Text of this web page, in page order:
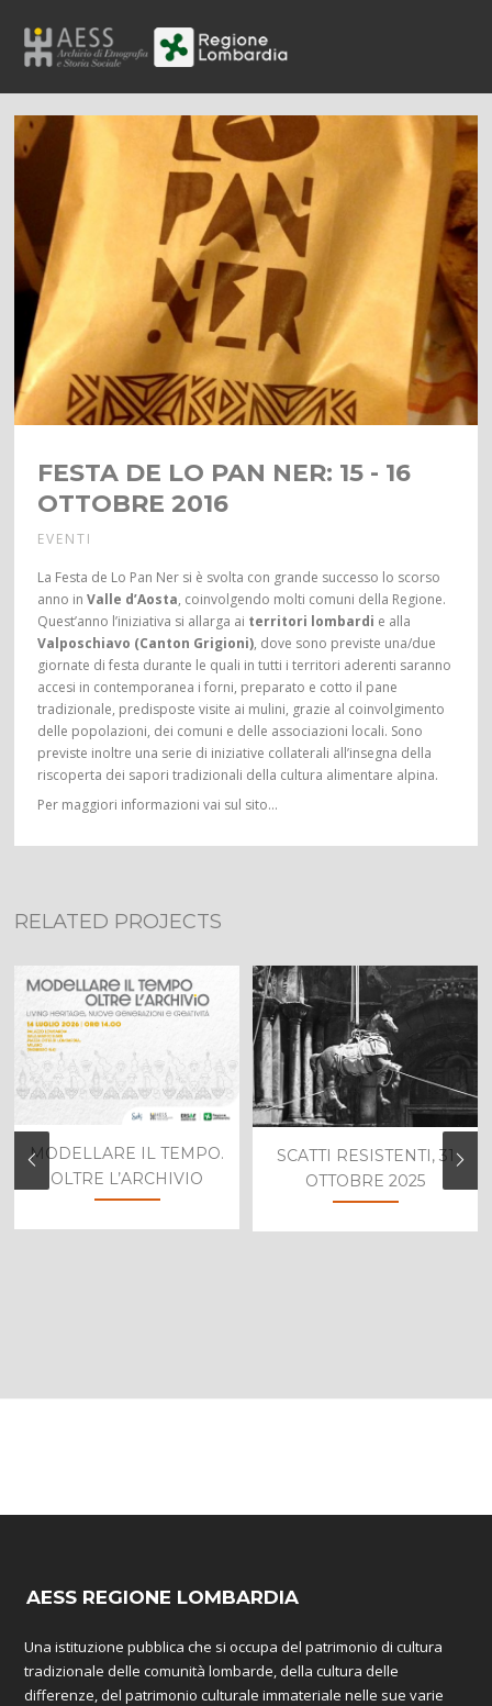
FESTA DE LO PAN NER: 15 - 16
OTTOBRE 2016
EVENTI
La Festa de Lo Pan Ner si è svolta con grande successo lo scorso
anno inValle d’Aosta, coinvolgendo molti comuni della Regione.
Quest’anno l’iniziativa si allarga ai territori lombardi e alla
Valposchiavo (Canton Grigioni), dove sono previste una/due
giornate di festa durante le quali in tutti i territori aderenti saranno
accesi in contemporanea i forni, preparato e cotto il pane
tradizionale, predisposte visite ai mulini, grazie al coinvolgimento
delle popolazioni, dei comuni e delle associazioni locali. Sono
previste inoltre una serie di iniziative collaterali all’insegna della
riscoperta dei sapori tradizionali della cultura alimentare alpina.
Per maggiori informazioni vai sul sito…
RELATED PROJECTS
MODELLARE IL TEMPO.
OLTRE L’ARCHIVIO
SCATTI RESISTENTI, 31
OTTOBRE 2025
AESS REGIONE LOMBARDIA
Una istituzione pubblica che si occupa del patrimonio di cultura
tradizionale delle comunità lombarde, della cultura delle
differenze, del patrimonio culturale immateriale nelle sue varie